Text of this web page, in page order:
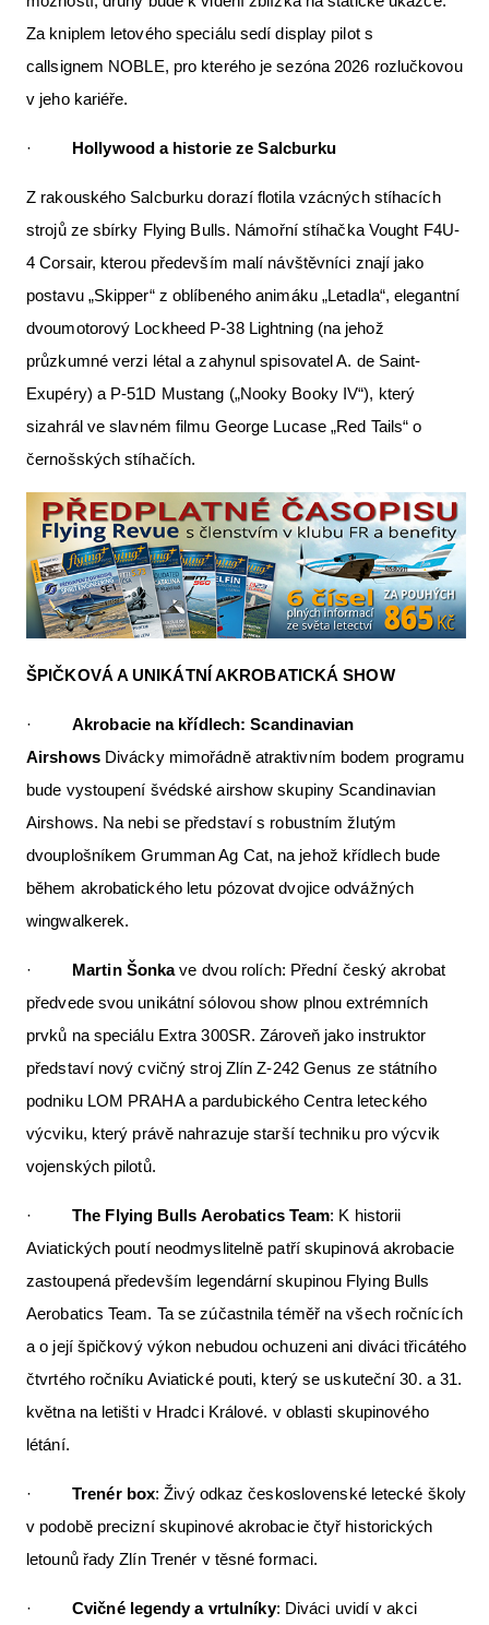
Za kniplem letového speciálu sedí display pilot s
callsignem NOBLE, pro kterého je sezóna 2026 rozlučkovou
v jeho kariéře.
· Hollywood a historie ze Salcburku
Z rakouského Salcburku dorazí flotila vzácných stíhacích
strojů ze sbírky Flying Bulls. Námořní stíhačka Vought F4U-
4 Corsair, kterou především malí návštěvníci znají jako
postavu „Skipper“ z oblíbeného animáku „Letadla“, elegantní
dvoumotorový Lockheed P-38 Lightning (na jehož
průzkumné verzi létal a zahynul spisovatel A. de Saint-
Exupéry) a P-51D Mustang („Nooky Booky IV“), který
sizahrál ve slavném filmu George Lucase „Red Tails“ o
černošských stíhačích.
ŠPIČKOVÁ A UNIKÁTNÍ AKROBATICKÁ SHOW
· Akrobacie na křídlech: Scandinavian
Airshows Divácky mimořádně atraktivním bodem programu
bude vystoupení švédské airshow skupiny Scandinavian
Airshows. Na nebi se představí s robustním žlutým
dvouplošníkem Grumman Ag Cat, na jehož křídlech bude
během akrobatického letu pózovat dvojice odvážných
wingwalkerek.
· Martin Šonkave dvou rolích: Přední český akrobat
předvede svou unikátní sólovou show plnou extrémních
prvků na speciálu Extra 300SR. Zároveň jako instruktor
představí nový cvičný stroj Zlín Z-242 Genus ze státního
podniku LOM PRAHA a pardubického Centra leteckého
výcviku, který právě nahrazuje starší techniku pro výcvik
vojenských pilotů.
· The Flying Bulls Aerobatics Team: K historii
Aviatických poutí neodmyslitelně patří skupinová akrobacie
zastoupená především legendární skupinou Flying Bulls
Aerobatics Team. Ta se zúčastnila téměř na všech ročnících
a o její špičkový výkon nebudou ochuzeni ani diváci třicátého
čtvrtého ročníku Aviatické pouti, který se uskuteční 30. a 31.
května na letišti v Hradci Králové. v oblasti skupinového
létání.
· Trenér box: Živý odkaz československé letecké školy
v podobě precizní skupinové akrobacie čtyř historických
letounů řady Zlín Trenér v těsné formaci.
· Cvičné legendy a vrtulníky: Diváci uvidí v akci